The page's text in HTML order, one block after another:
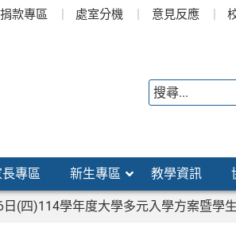
捐款專區 處室分機 意見反應
專區 新生專區 教學資訊
(四)114學年度大學多元入學方案暨學